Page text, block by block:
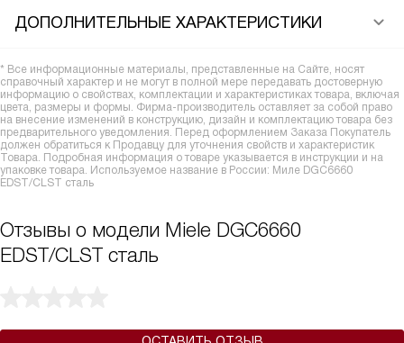
ДОПОЛНИТЕЛЬНЫЕ ХАРАКТЕРИСТИКИ
* Все информационные материалы, представленные на Сайте, носят
справочный характер и не могут в полной мере передавать достоверную
информацию о свойствах, комплектации и характеристиках товара, включая
цвета, размеры и формы. Фирма-производитель оставляет за собой право
на внесение изменений в конструкцию, дизайн и комплектацию товара без
предварительного уведомления. Перед оформлением Заказа Покупатель
должен обратиться к Продавцу для уточнения свойств и характеристик
Товара. Подробная информация о товаре указывается в инструкции и на
упаковке товара. Используемое название в России: Миле DGC6660
EDST/CLST сталь
Отзывы о модели Miele DGC6660
EDST/CLST сталь